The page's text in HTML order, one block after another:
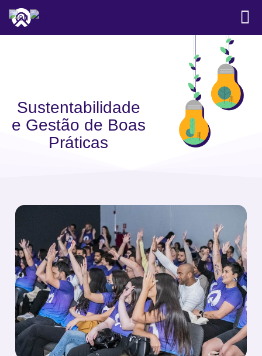
Sustentabilidade
e Gestão de Boas
Práticas